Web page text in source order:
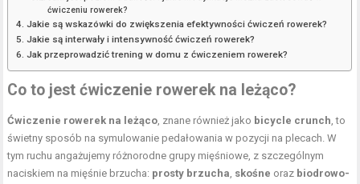
ćwiczeniu rowerek?
Jakie są wskazówki do zwiększenia efektywności ćwiczeń rowerek?
Jakie są interwały i intensywność ćwiczeń rowerek?
Jak przeprowadzić trening w domu z ćwiczeniem rowerek?
Co to jest ćwiczenie rowerek na leżąco?
Ćwiczenie rowerek na leżąco, znane również jako bicycle crunch, to
świetny sposób na symulowanie pedałowania w pozycji na plecach. W
tym ruchu angażujemy różnorodne grupy mięśniowe, z szczególnym
naciskiem na mięśnie brzucha: prosty brzucha, skośne oraz biodrowo-